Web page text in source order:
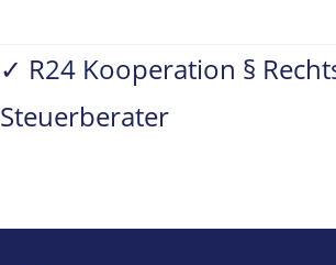
springen
✓ R24 Kooperation §
Steuerberater